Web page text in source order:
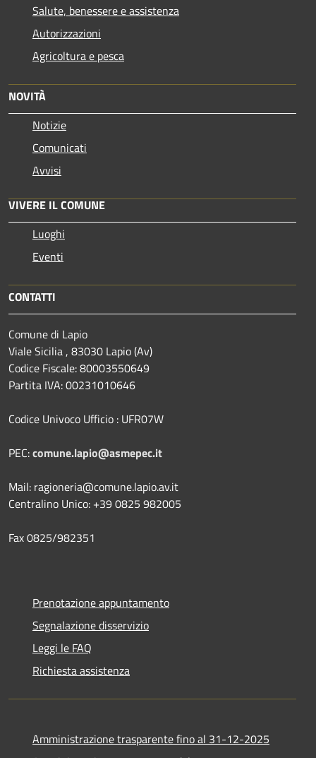
Salute, benessere e assistenza
Autorizzazioni
Agricoltura e pesca
NOVITÀ
Notizie
Comunicati
Avvisi
VIVERE IL COMUNE
Luoghi
Eventi
CONTATTI
Comune di Lapio
Viale Sicilia , 83030 Lapio (Av)
Codice Fiscale: 80003550649
Partita IVA: 00231010646
Codice Univoco Ufficio : UFR07W
PEC:comune.lapio@asmepec.it
Mail: ragioneria@comune.lapio.av.it
Centralino Unico: +39 0825 982005
Fax 0825/982351
Prenotazione appuntamento
Segnalazione disservizio
Leggi le FAQ
Richiesta assistenza
Amministrazione trasparente fino al 31-12-2025